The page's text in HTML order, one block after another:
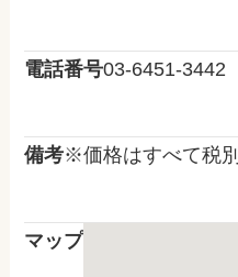
電話番号03-6451-3442
備考※価格はすべて税別
マップ